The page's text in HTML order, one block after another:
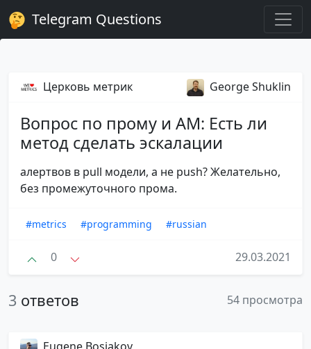
Telegram Questions
Церковь метрик George Shuklin
Вопрос по прому и AM: Есть ли
метод сделать эскалации
алертвов в pull модели, а не push? Желательно,
без промежуточного прома.
#metrics #programming #russian
0 29.03.2021
3 ответов 54 просмотра
Eugene Bosiakov